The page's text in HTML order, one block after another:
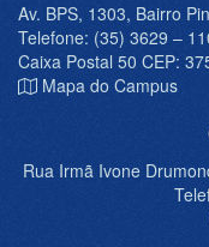
Av. BPS, 1303, Bairro
Telefone: (35) 3629 –
Caixa Postal 50 CEP:
Mapa do Campus
Rua Irmã Ivone